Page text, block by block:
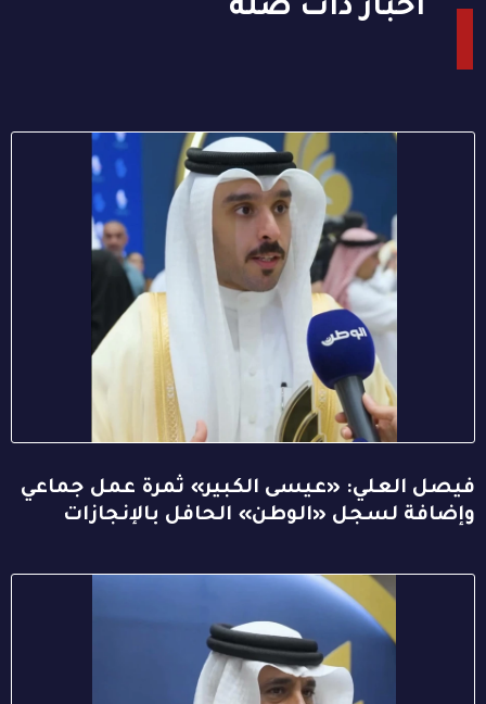
أخبار ذات صلة
فيصل العلي: «عيسى الكبير» ثمرة عمل جماعي
وإضافة لسجل «الوطن» الحافل بالإنجازات